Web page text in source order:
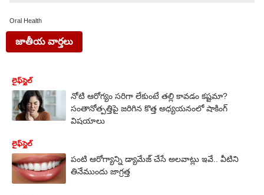
Oral Health
జాతీయ వార్తలు
లైఫ్‌స్టైల్‌
నోటి ఆరోగ్యం సరిగా లేకుంటే తల్లి కావడం కష్టమా?
సంతానోత్పత్తిపై జరిగిన కొత్త అధ్యయనంలో షాకింగ్
విషయాలు
లైఫ్‌స్టైల్‌
పంటి ఆరోగ్యాన్ని డ్యామేజ్ చేసే అలవాట్లు ఇవే.. వీటిని
తినేముందు జాగ్రత్త